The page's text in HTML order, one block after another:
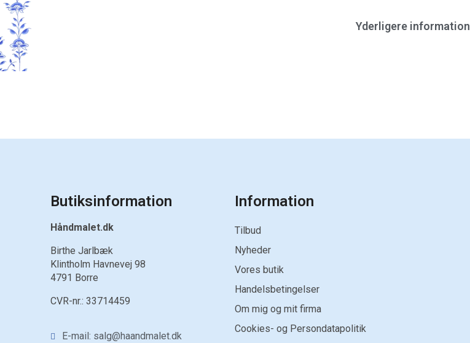
Yderligere information
Butiksinformation
Håndmalet.dk
Birthe Jarlbæk
Klintholm Havnevej 98
4791 Borre
CVR-nr.: 33714459
E-mail: salg@haandmalet.dk
Information
Tilbud
Nyheder
Vores butik
Handelsbetingelser
Om mig og mit firma
Cookies- og Persondatapolitik